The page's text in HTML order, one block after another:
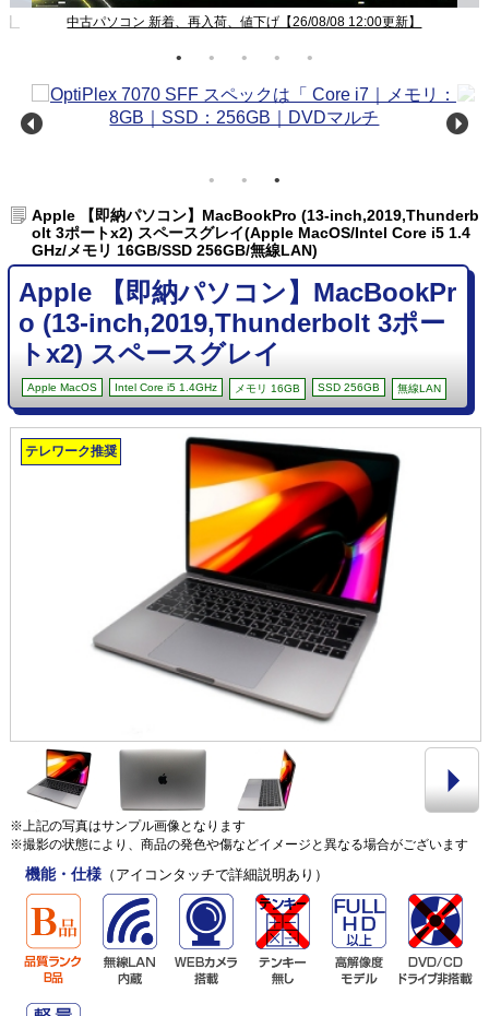
中古パソコン 新着、再入荷、値下げ【26/08/08 12:00更新】
Apple 【即納パソコン】MacBookPro (13-inch,2019,Thunderb
olt 3ポートx2) スペースグレイ(Apple MacOS/Intel Core i5 1.4
GHz/メモリ 16GB/SSD 256GB/無線LAN)
Apple 【即納パソコン】MacBookPr
o (13-inch,2019,Thunderbolt 3ポー
トx2) スペースグレイ
Apple MacOS Intel Core i5 1.4GHz メモリ 16GB SSD 256GB 無線LAN
テレワーク推奨
※上記の写真はサンプル画像となります
※撮影の状態により、商品の発色や傷などイメージと異なる場合がございます
機能・仕様（アイコンタッチで詳細説明あり）